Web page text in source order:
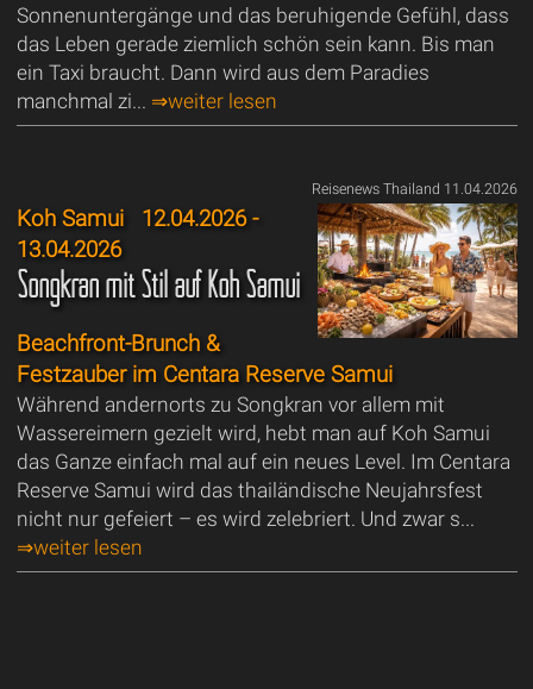
Sonnenuntergänge und das beruhigende Gefühl, dass
das Leben gerade ziemlich schön sein kann. Bis man
ein Taxi braucht. Dann wird aus dem Paradies
manchmal zi... ⇒weiter lesen
Reisenews Thailand 11.04.2026
Koh Samui12.04.2026 -
13.04.2026
Songkran mit Stil auf Koh Samui
Beachfront-Brunch &
Festzauber im Centara Reserve Samui
Während andernorts zu Songkran vor allem mit
Wassereimern gezielt wird, hebt man auf Koh Samui
das Ganze einfach mal auf ein neues Level. Im Centara
Reserve Samui wird das thailändische Neujahrsfest
nicht nur gefeiert – es wird zelebriert. Und zwar s...
⇒weiter lesen